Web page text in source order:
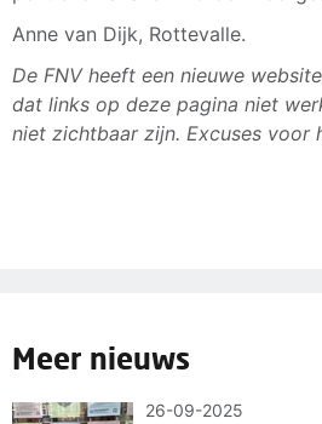
Anne van Dijk, Rottevalle.
De FNV heeft een nieuwe
dat links op deze pagina niet
niet zichtbaar zijn. Excuses voor
Meer nieuws
26-09-2025